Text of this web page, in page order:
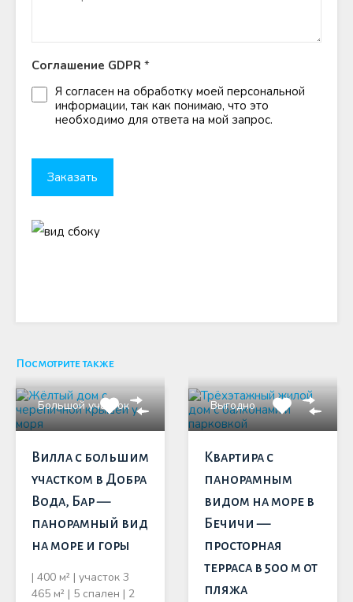
Соглашение GDPR *
Я согласен на обработку моей персональной
информации, так как понимаю, что это
необходимо для ответа на мой запрос.
Посмотрите также
Большой участок
Вилла с большим
участком в Добра
Вода, Бар —
панорамный вид
на море и горы
| 400 м² | участок 3
465 м² | 5 спален | 2
Выгодно
Квартира с
панорамным
видом на море в
Бечичи —
просторная
терраса в 500 м от
пляжа